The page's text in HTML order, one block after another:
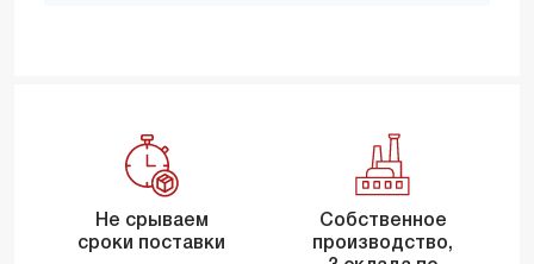
Не срываем
сроки поставки
Собственное
производство,